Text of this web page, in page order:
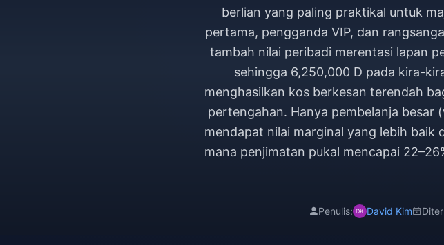
berlian yang paling praktikal untuk
pertama, pengganda VIP, dan
tambah nilai peribadi merentasi lapan
sehingga 6,250,000 D pada kira-
menghasilkan kos berkesan terendah
pertengahan. Hanya pembelanja besar
mendapat nilai marginal yang lebih baik
mana penjimatan pukal mencapai
Penulis: David Kim